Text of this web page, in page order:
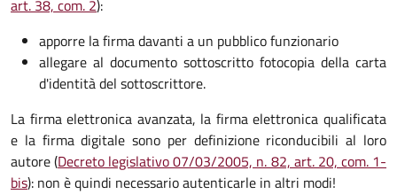
art. 38, com. 2):
apporre la firma davanti a un pubblico funzionario
allegare al documento sottoscritto fotocopia della carta
d'identità del sottoscrittore.
La firma elettronica avanzata, la firma elettronica qualificata
e la firma digitale sono per definizione riconducibili al loro
autore (Decreto legislativo 07/03/2005, n. 82, art. 20, com. 1-
bis): non è quindi necessario autenticarle in altri modi!